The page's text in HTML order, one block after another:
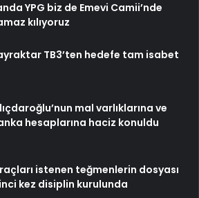
YPG biz de Emevi Camii’nde
kılıyoruz
TB3’ten hedefe tam isabet
mal varlıklarına ve
hesaplarına haciz konuldu
istenen teğmenlerin dosyası
kez disiplin kurulunda